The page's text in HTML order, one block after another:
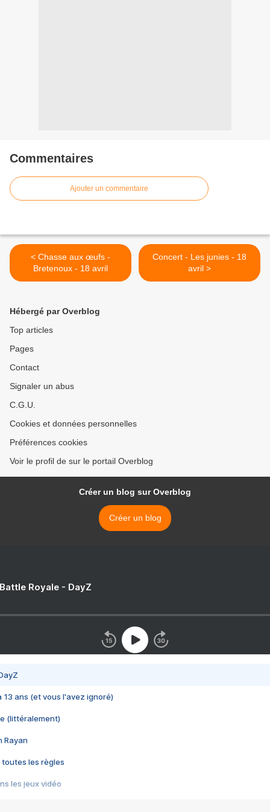
Commentaires
Ajouter un commentaire
< Chasse aux œufs -
Bretenoux - 18 avril
Concert - Les junies - 18
avril >
Hébergé par Overblog
Top articles
Pages
Contact
Signaler un abus
C.G.U.
Cookies et données personnelles
Préférences cookies
Voir le profil de sur le portail Overblog
Créer un blog sur Overblog
Créer un blog
Royale - DayZ
13 ans (et vous l'avez ignoré)
(littéralement)
Rayan
toutes les règles
les jeux vidéo